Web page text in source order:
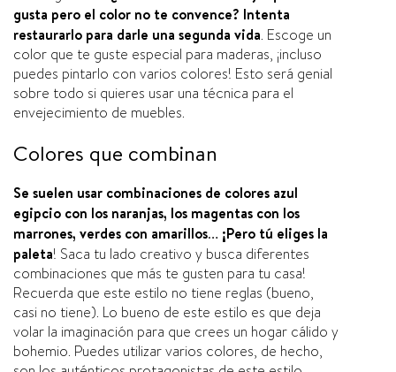
gusta pero el color no te convence? Intenta
restaurarlo para darle una segunda vida. Escoge un
color que te guste especial para maderas, ¡incluso
puedes pintarlo con varios colores! Esto será genial
sobre todo si quieres usar una técnica para el
envejecimiento de muebles.
Colores que combinan
Se suelen usar combinaciones de colores azul
egipcio con los naranjas, los magentas con los
marrones, verdes con amarillos… ¡Pero tú eliges la
paleta! Saca tu lado creativo y busca diferentes
combinaciones que más te gusten para tu casa!
Recuerda que este estilo no tiene reglas (bueno,
casi no tiene). Lo bueno de este estilo es que deja
volar la imaginación para que crees un hogar cálido y
bohemio. Puedes utilizar varios colores, de hecho,